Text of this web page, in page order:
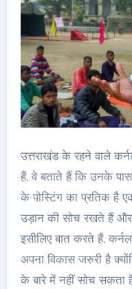
उत्तराखंड के रहने वाले
हैं. वे बताते हैं कि उनके
के पोस्टिंग का प्रतिक है
उड़ान की सोच रखते हैं और
इसीलिए बात करते हैं.
अपना विकास जरुरी है
के बारे में नहीं सोच सकता